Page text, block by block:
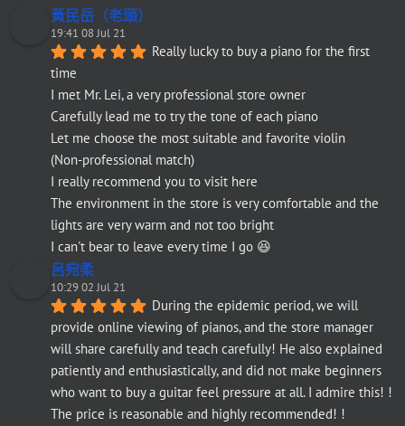
黃民岳（老頭）
19:41 08 Jul 21
Really lucky to buy a piano for the first
time
I met Mr. Lei, a very professional store owner
Carefully lead me to try the tone of each piano
Let me choose the most suitable and favorite violin
(Non-professional match)
I really recommend you to visit here
The environment in the store is very comfortable and the
lights are very warm and not too bright
I can't bear to leave every time I go 😆
呂宛柔
10:29 02 Jul 21
During the epidemic period, we will
provide online viewing of pianos, and the store manager
will share carefully and teach carefully! He also explained
patiently and enthusiastically, and did not make beginners
who want to buy a guitar feel pressure at all. I admire this! !
The price is reasonable and highly recommended! !